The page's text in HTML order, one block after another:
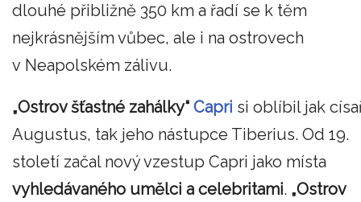
dlouhé přibližně 350 km a řadí se k těm
nejkrásnějším vůbec, ale i na ostrovech
v Neapolském zálivu.
„Ostrov šťastné zahálky“ Capri si oblíbil jak
Augustus, tak jeho nástupce Tiberius. Od 19.
století začal nový vzestup Capri jako místa
vyhledávaného umělci a celebritami. „Ostrov